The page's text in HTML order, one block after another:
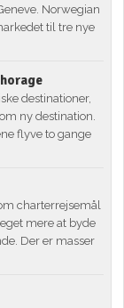
Norwegian
til tre nye
destinationer,
ny destination.
flyve to gange
charterrejsemål
mere at byde
Der er masser